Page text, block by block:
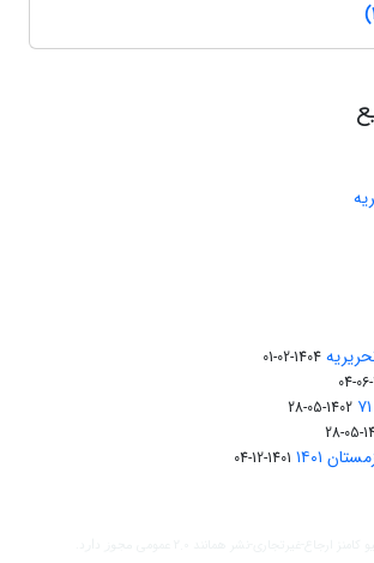
1404-02-01
1402-05-28
۱۴۰۱ 1401-12-04